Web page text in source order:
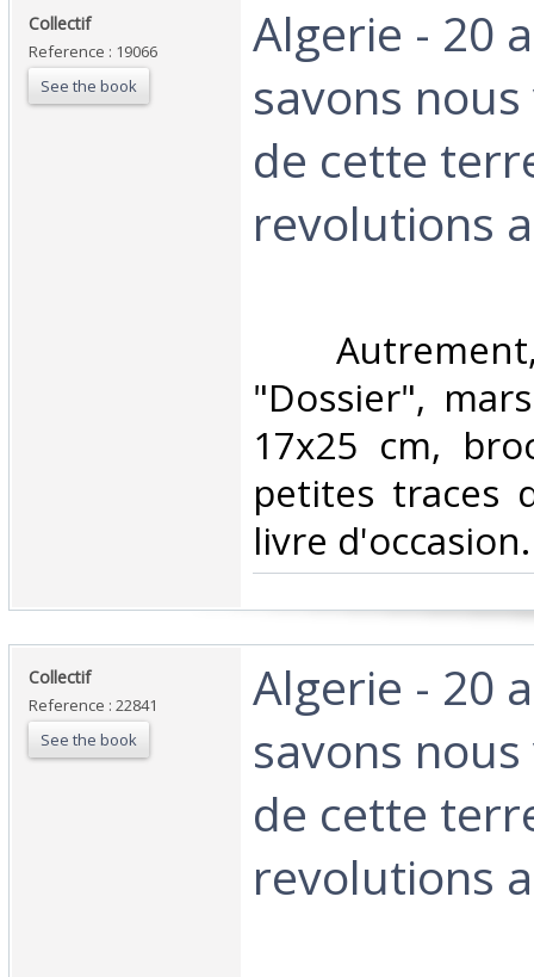
‎Collectif‎
Reference : 19066
See the book
‎Algerie - 20
savons
de cette
revolutions
"Dossier",
17x25 cm,
petites traces
livre d'occasion.‎
‎Collectif‎
Reference : 22841
See the book
‎Algerie - 20
savons
de cette
revolutions